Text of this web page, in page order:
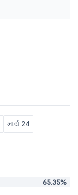
માર્ચ 24
65.35%